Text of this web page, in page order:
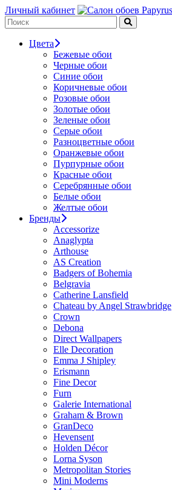
Личный кабинет
Цвета
Бежевые обои
Черные обои
Синие обои
Коричневые обои
Розовые обои
Золотые обои
Зеленые обои
Серые обои
Разноцветные обои
Оранжевые обои
Пурпурные обои
Красные обои
Серебрянные обои
Белые обои
Желтые обои
Бренды
Accessorize
Anaglypta
Arthouse
AS Creation
Badgers of Bohemia
Belgravia
Catherine Lansfield
Chateau by Angel Strawbridge
Crown
Debona
Direct Wallpapers
Elle Decoration
Emma J Shipley
Erismann
Fine Decor
Furn
Galerie International
Graham & Brown
GranDeco
Hevensent
Holden Décor
Lorna Syson
Metropolitan Stories
Mini Moderns